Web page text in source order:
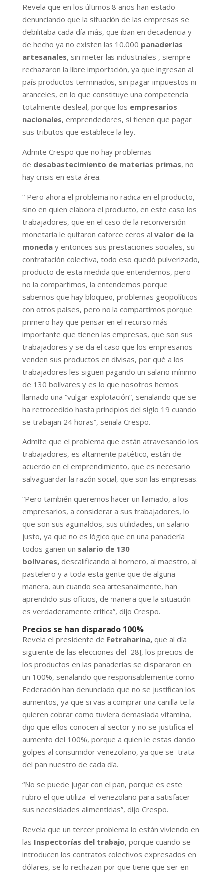
Revela que en los últimos 8 años han estado
denunciando que la situación de las empresas se
debilitaba cada día más, que iban en decadencia y
de hecho ya no existen las 10.000 panaderías
artesanales, sin meter las industriales , siempre
rechazaron la libre importación, ya que ingresan al
país productos terminados, sin pagar impuestos ni
aranceles, en lo que constituye una competencia
totalmente desleal, porque los empresarios
nacionales, emprendedores, si tienen que pagar
sus tributos que establece la ley.
Admite Crespo que no hay problemas
de desabastecimiento de materias primas, no
hay crisis en esta área.
“ Pero ahora el problema no radica en el producto,
sino en quien elabora el producto, en este caso los
trabajadores, que en el caso de la reconversión
monetaria le quitaron catorce ceros al valor de la
moneday entonces sus prestaciones sociales, su
contratación colectiva, todo eso quedó pulverizado,
producto de esta medida que entendemos, pero
no la compartimos, la entendemos porque
sabemos que hay bloqueo, problemas geopolíticos
con otros países, pero no la compartimos porque
primero hay que pensar en el recurso más
importante que tienen las empresas, que son sus
trabajadores y se da el caso que los empresarios
venden sus productos en divisas, por qué a los
trabajadores les siguen pagando un salario mínimo
de 130 bolívares y es lo que nosotros hemos
llamado una “vulgar explotación”, señalando que se
ha retrocedido hasta principios del siglo 19 cuando
se trabajan 24 horas”, señala Crespo.
Admite que el problema que están atravesando los
trabajadores, es altamente patético, están de
acuerdo en el emprendimiento, que es necesario
salvaguardar la razón social, que son las empresas.
“Pero también queremos hacer un llamado, a los
empresarios, a considerar a sus trabajadores, lo
que son sus aguinaldos, sus utilidades, un salario
justo, ya que no es lógico que en una panadería
todos ganen un salario de 130
bolívares,descalificando al hornero, al maestro, al
pastelero y a toda esta gente que de alguna
manera, aun cuando sea artesanalmente, han
aprendido sus oficios, de manera que la situación
es verdaderamente crítica”, dijo Crespo.
Precios se han disparado 100%
Revela el presidente de Fetraharina,que al día
siguiente de las elecciones del 28J, los precios de
los productos en las panaderías se dispararon en
un 100%, señalando que responsablemente como
Federación han denunciado que no se justifican los
aumentos, ya que si vas a comprar una canilla te la
quieren cobrar como tuviera demasiada vitamina,
dijo que ellos conocen al sector y no se justifica el
aumento del 100%, porque a quien le estas dando
golpes al consumidor venezolano, ya que se trata
del pan nuestro de cada día.
“No se puede jugar con el pan, porque es este
rubro el que utiliza el venezolano para satisfacer
sus necesidades alimenticias”, dijo Crespo.
Revela que un tercer problema lo están viviendo en
las Inspectorías del trabajo, porque cuando se
introducen los contratos colectivos expresados en
dólares, se lo rechazan por que tiene que ser en